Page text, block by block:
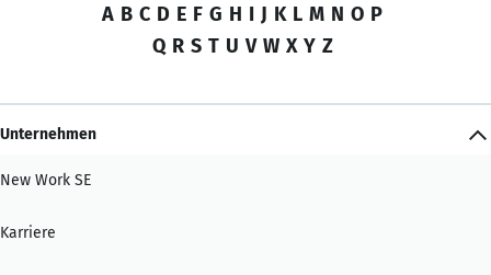
A B C D E F G H I J K L M N O P
Q R S T U V W X Y Z
Unternehmen
New Work SE
Karriere